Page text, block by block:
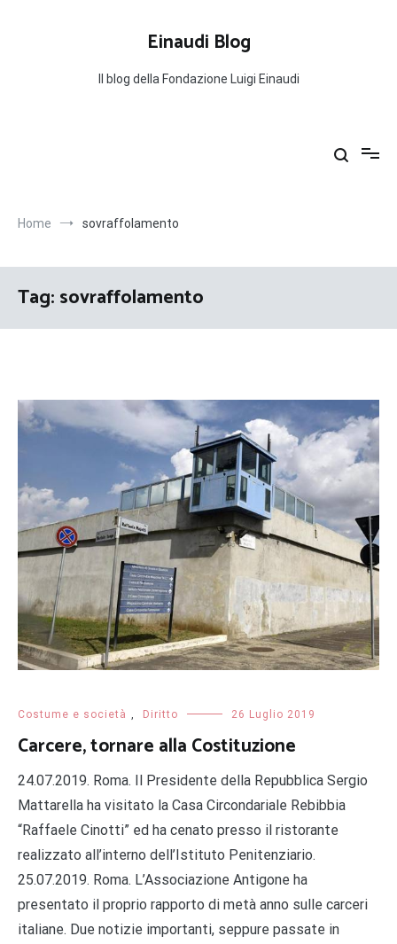
Einaudi Blog
Il blog della Fondazione Luigi Einaudi
Home sovraffolamento
Tag:sovraffolamento
Costume e società Diritto 26 Luglio 2019
Carcere, tornare alla Costituzione
24.07.2019. Roma. Il Presidente della Repubblica Sergio
Mattarella ha visitato la Casa Circondariale Rebibbia
“Raffaele Cinotti” ed ha cenato presso il ristorante
realizzato all’interno dell’Istituto Penitenziario.
25.07.2019. Roma. L’Associazione Antigone ha
presentato il proprio rapporto di metà anno sulle carceri
italiane. Due notizie importanti, seppure passate in